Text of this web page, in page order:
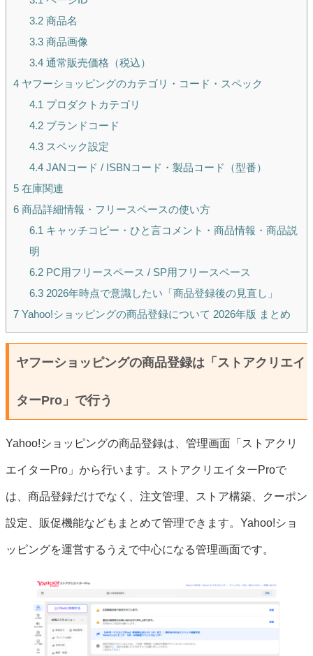
3.2商品名
3.3商品画像
3.4通常販売価格（税込）
4 ヤフーショッピングのカテゴリ・コード・スペック
4.1 プロダクトカテゴリ
4.2ブランドコード
4.3スペック設定
4.4JANコード / ISBNコード・製品コード（型番）
5 在庫関連
6 商品詳細情報・フリースペースの使い方
6.1 キャッチコピー・ひと言コメント・商品情報・商品説
明
6.2PC用フリースペース / SP用フリースペース
6.32026年時点で意識したい「商品登録後の見直し」
7 Yahoo!ショッピングの商品登録について 2026年版 まとめ
ヤフーショッピングの商品登録は「ストアクリエイ
ターPro」で行う
Yahoo!ショッピングの商品登録は、管理画面「ストアクリ
エイターPro」から行います。ストアクリエイターProで
は、商品登録だけでなく、注文管理、ストア構築、クーポン
設定、販促機能などもまとめて管理できます。Yahoo!ショ
ッピングを運営するうえで中心になる管理画面です。